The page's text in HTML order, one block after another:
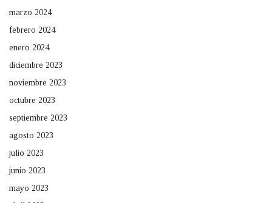
marzo 2024
febrero 2024
enero 2024
diciembre 2023
noviembre 2023
octubre 2023
septiembre 2023
agosto 2023
julio 2023
junio 2023
mayo 2023